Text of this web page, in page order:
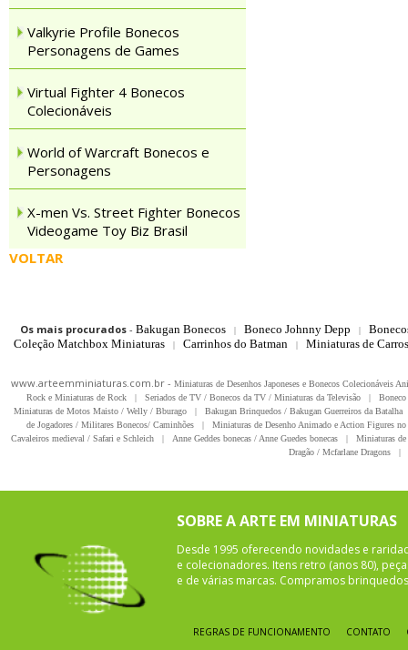
Valkyrie Profile Bonecos
Personagens de Games
Virtual Fighter 4 Bonecos
Colecionáveis
World of Warcraft Bonecos e
Personagens
X-men Vs. Street Fighter Bonecos
Videogame Toy Biz Brasil
VOLTAR
Os mais procurados- Bakugan Bonecos | Boneco Johnny Depp |
Coleção Matchbox Miniaturas
| Carrinhos do Batman | Miniaturas de
www.arteemminiaturas.com.br - Miniaturas de Desenhos Japoneses e Bonecos Colecionáveis
Rock e Miniaturas de Rock
| Seriados de TV / Bonecos da TV / Miniaturas da Televisão |
Miniaturas de Motos Maisto / Welly / Bburago
| Bakugan Brinquedos / Bakugan Guerreiros da Batalha
de Jogadores / Militares Bonecos/ Caminhões
|
Miniaturas de Desenho Animado e Action Figures
Cavaleiros medieval / Safari e Schleich
| Anne Geddes bonecas / Anne Guedes bonecas |
Miniaturas
Dragão / Mcfarlane Dragons
|
SOBRE A ARTE EM MINIATURAS
Desde 1995 oferecendo novidades e
e colecionadores. Itens retro (anos 80),
e de várias marcas. Compramos
REGRAS DE FUNCIONAMENTO CONTATO